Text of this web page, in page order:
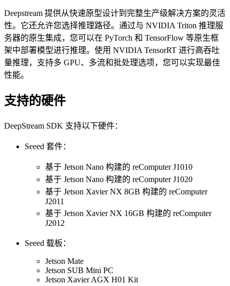
Deepstream 提供从快速原型设计到完整生产级解决方案的灵活
性。它还允许您选择推理路径。通过与 NVIDIA Triton 推理服
务器的原生集成，您可以在 PyTorch 和 TensorFlow 等原生框
架中部署模型进行推理。使用 NVIDIA TensorRT 进行高吞吐
量推理，支持多 GPU、多流和批处理选项，您可以实现最佳
性能。
支持的硬件
DeepStream SDK 支持以下硬件：
Seeed 套件：
基于 Jetson Nano 构建的 reComputer J1010
基于 Jetson Nano 构建的 reComputer J1020
基于 Jetson Xavier NX 8GB 构建的 reComputer
J2011
基于 Jetson Xavier NX 16GB 构建的 reComputer
J2012
Seeed 载板：
Jetson Mate
Jetson SUB Mini PC
Jetson Xavier AGX H01 Kit